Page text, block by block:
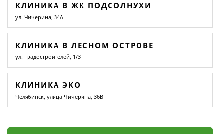
КЛИНИКА В ЖК ПОДСОЛНУХИ
ул. Чичерина, 34А
КЛИНИКА В ЛЕСНОМ ОСТРОВЕ
ул. Градостроителей, 1/3
КЛИНИКА ЭКО
Челябинск, улица Чичерина, 36В